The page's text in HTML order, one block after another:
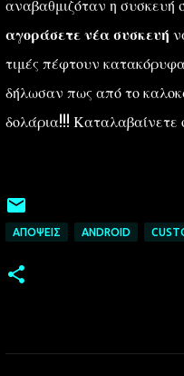
αναβαθμιζόταν η συσκευή
αγοράσετε νέα συσκευή
τιμές πέφτουν
δήλωσαν πως από το
δολάρια!!! Καταλαβαίνετε
ΑΠΌΨΕΙΣ ANDROID